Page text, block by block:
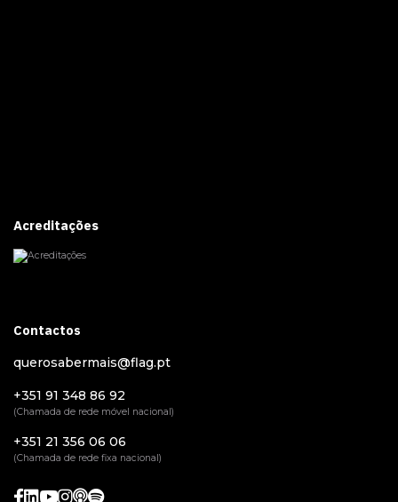
Acreditações
Contactos
querosabermais@flag.pt
+351 91 348 86 92
(Chamada de rede móvel nacional)
+351 21 356 06 06
(Chamada de rede fixa nacional)